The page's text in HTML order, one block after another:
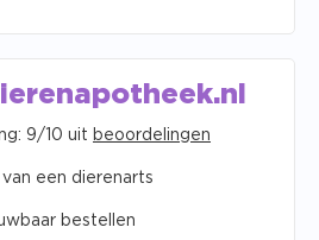
9/10 uit beoordelingen
een dierenarts
bestellen